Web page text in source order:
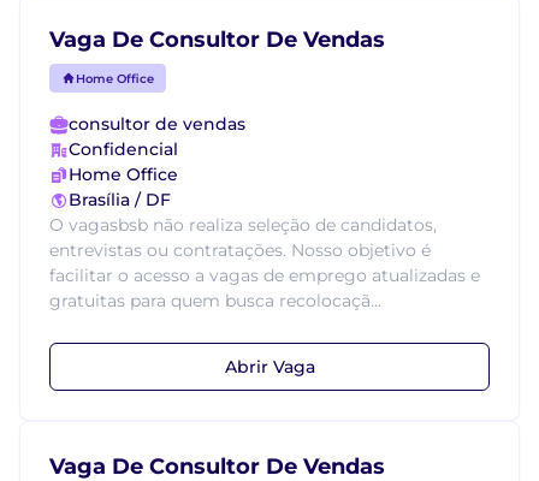
Vaga De Consultor De Vendas
Home Office
consultor de vendas
Confidencial
Home Office
Brasília / DF
O vagasbsb não realiza seleção de candidatos,
entrevistas ou contratações. Nosso objetivo é
facilitar o acesso a vagas de emprego atualizadas e
gratuitas para quem busca recolocaçã...
Abrir Vaga
Vaga De Consultor De Vendas